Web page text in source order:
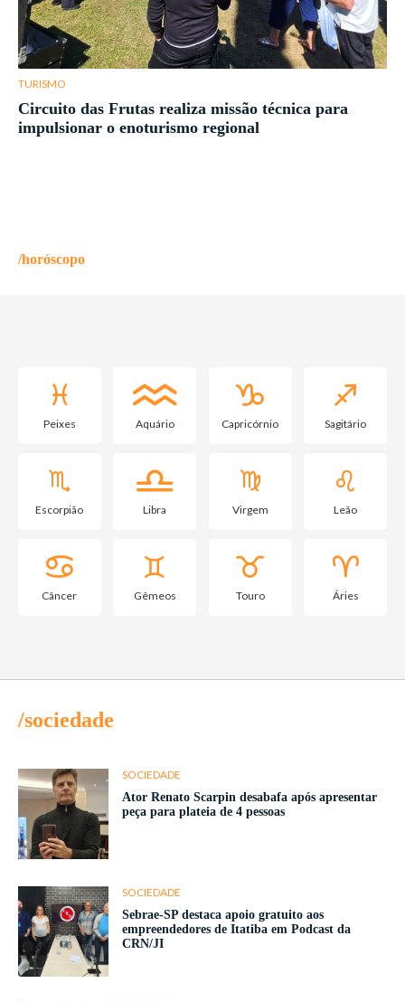
TURISMO
Circuito das Frutas realiza missão técnica para
impulsionar o enoturismo regional
/horóscopo
Peixes Aquário Capricórnio Sagitário
Escorpião Libra Virgem Leão
Câncer Gêmeos Touro Áries
/sociedade
SOCIEDADE
Ator Renato Scarpin desabafa após apresentar
peça para plateia de 4 pessoas
SOCIEDADE
Sebrae-SP destaca apoio gratuito aos
empreendedores de Itatiba em Podcast da
CRN/JI